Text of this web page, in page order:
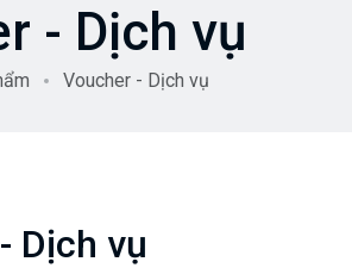
- Dịch vụ
Voucher - Dịch vụ
Dịch vụ